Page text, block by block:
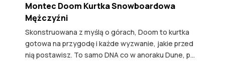
Montec Doom Kurtka Snowboardowa
Mężczyźni
Skonstruowana z myślą o górach, Doom to kurtka
gotowa na przygodę i każde wyzwanie, jakie przed
nią postawisz. To samo DNA co w anoraku Dune, p...